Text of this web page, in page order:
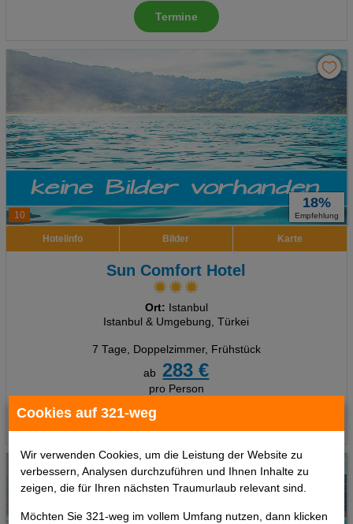
Cookies auf 321-weg
Wir verwenden Cookies, um die Leistung der Website zu
verbessern, Analysen durchzuführen und Ihnen Inhalte zu
zeigen, die für Ihren nächsten Traumurlaub relevant sind.
Möchten Sie 321-weg im vollem Umfang nutzen, dann klicken
Termine
10
18%
Empfehlung
Hotelinfo Bilder Karte
Sun Comfort Hotel
Ort: Istanbul
Istanbul & Umgebung, Türkei
7 Tage, Doppelzimmer, Frühstück
ab
283 €
pro Person
Termine